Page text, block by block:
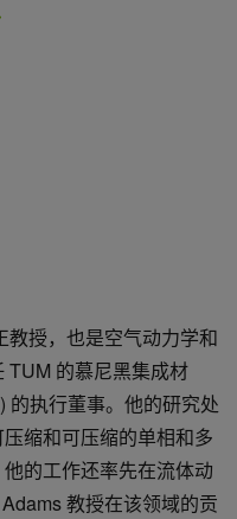
授，也是空气动力学和
TUM 的慕尼黑集成材
的执行董事。他的研究处
缩和可压缩的单相和多
的工作还率先在流体动
教授在该领域的贡